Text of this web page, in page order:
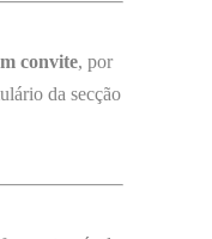
convite, por
da secção